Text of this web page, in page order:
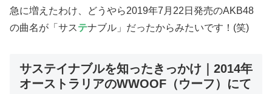
急に増えたわけ、どうやら2019年7月22日発売のAKB48
の曲名が「サステナブル」だったからみたいです！(笑)
サステイナブルを知ったきっかけ｜2014年
オーストラリアのWWOOF（ウーフ）にて